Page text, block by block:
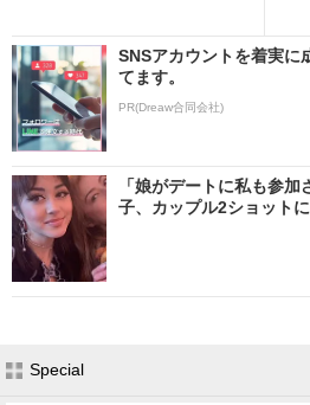
SNSアカウントを着実に
てます。
PR(Dreaw合同会社)
「娘がデートに私も参
子、カップル2ショット
Special